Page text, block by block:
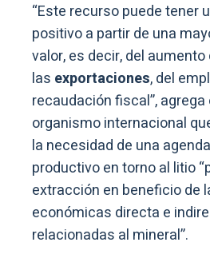
“Este recurso puede tener
positivo a partir de una
valor, es decir, del
las exportaciones, del
recaudación fiscal”,
organismo internacional
la necesidad de una
productivo en torno al litio
extracción en beneficio de
económicas directa e
relacionadas al mineral”.